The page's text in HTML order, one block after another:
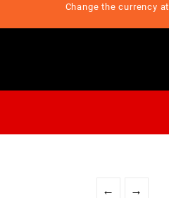
Change the currency
← →